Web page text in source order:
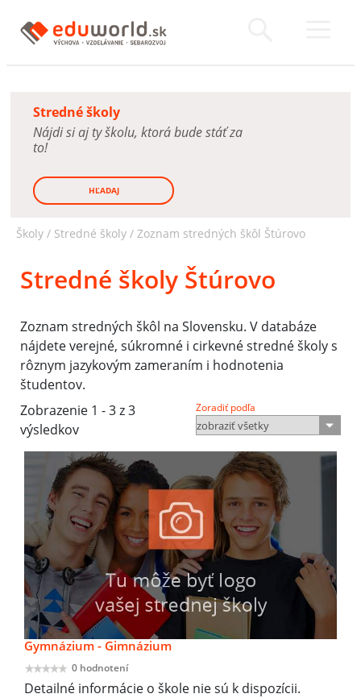
Stredné školy
Nájdi si aj ty školu, ktorá bude stáť za
to!
HĽADAJ
Školy / Stredné školy / Zoznam stredných škôl Štúrovo
Stredné školy Štúrovo
Zoznam stredných škôl na Slovensku. V databáze
nájdete verejné, súkromné i cirkevné stredné školy s
rôznym jazykovým zameraním i hodnotenia
študentov.
Zobrazenie 1 - 3 z 3
výsledkov
Zoradiť podľa
Gymnázium - Gimnázium
0 hodnotení
Detailné informácie o škole nie sú k dispozícii.